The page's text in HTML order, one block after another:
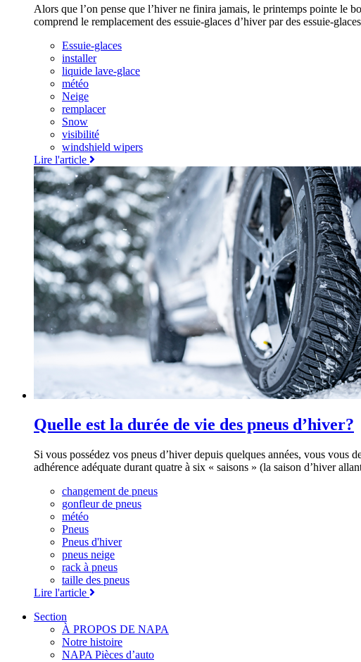
Alors que l’on pense que l’hiver ne finira jamais, le printemps pointe le
comprend le remplacement des essuie-glaces d’hiver par des essuie-
Essuie-glaces
installer
liquide lave-glace
météo
Neige
remplacer
Snow
visibilité
windshield wipers
Lire l'article
Quelle est la durée de vie des pneus d’hiver?
Si vous possédez vos pneus d’hiver depuis quelques années, vous
adhérence adéquate durant quatre à six « saisons » (la saison d’hiver
changement de pneus
gonfleur de pneus
météo
Pneus
Pneus d'hiver
pneus neige
rack à pneus
taille des pneus
Lire l'article
Section
À PROPOS DE NAPA
Notre histoire
NAPA Pièces d’auto